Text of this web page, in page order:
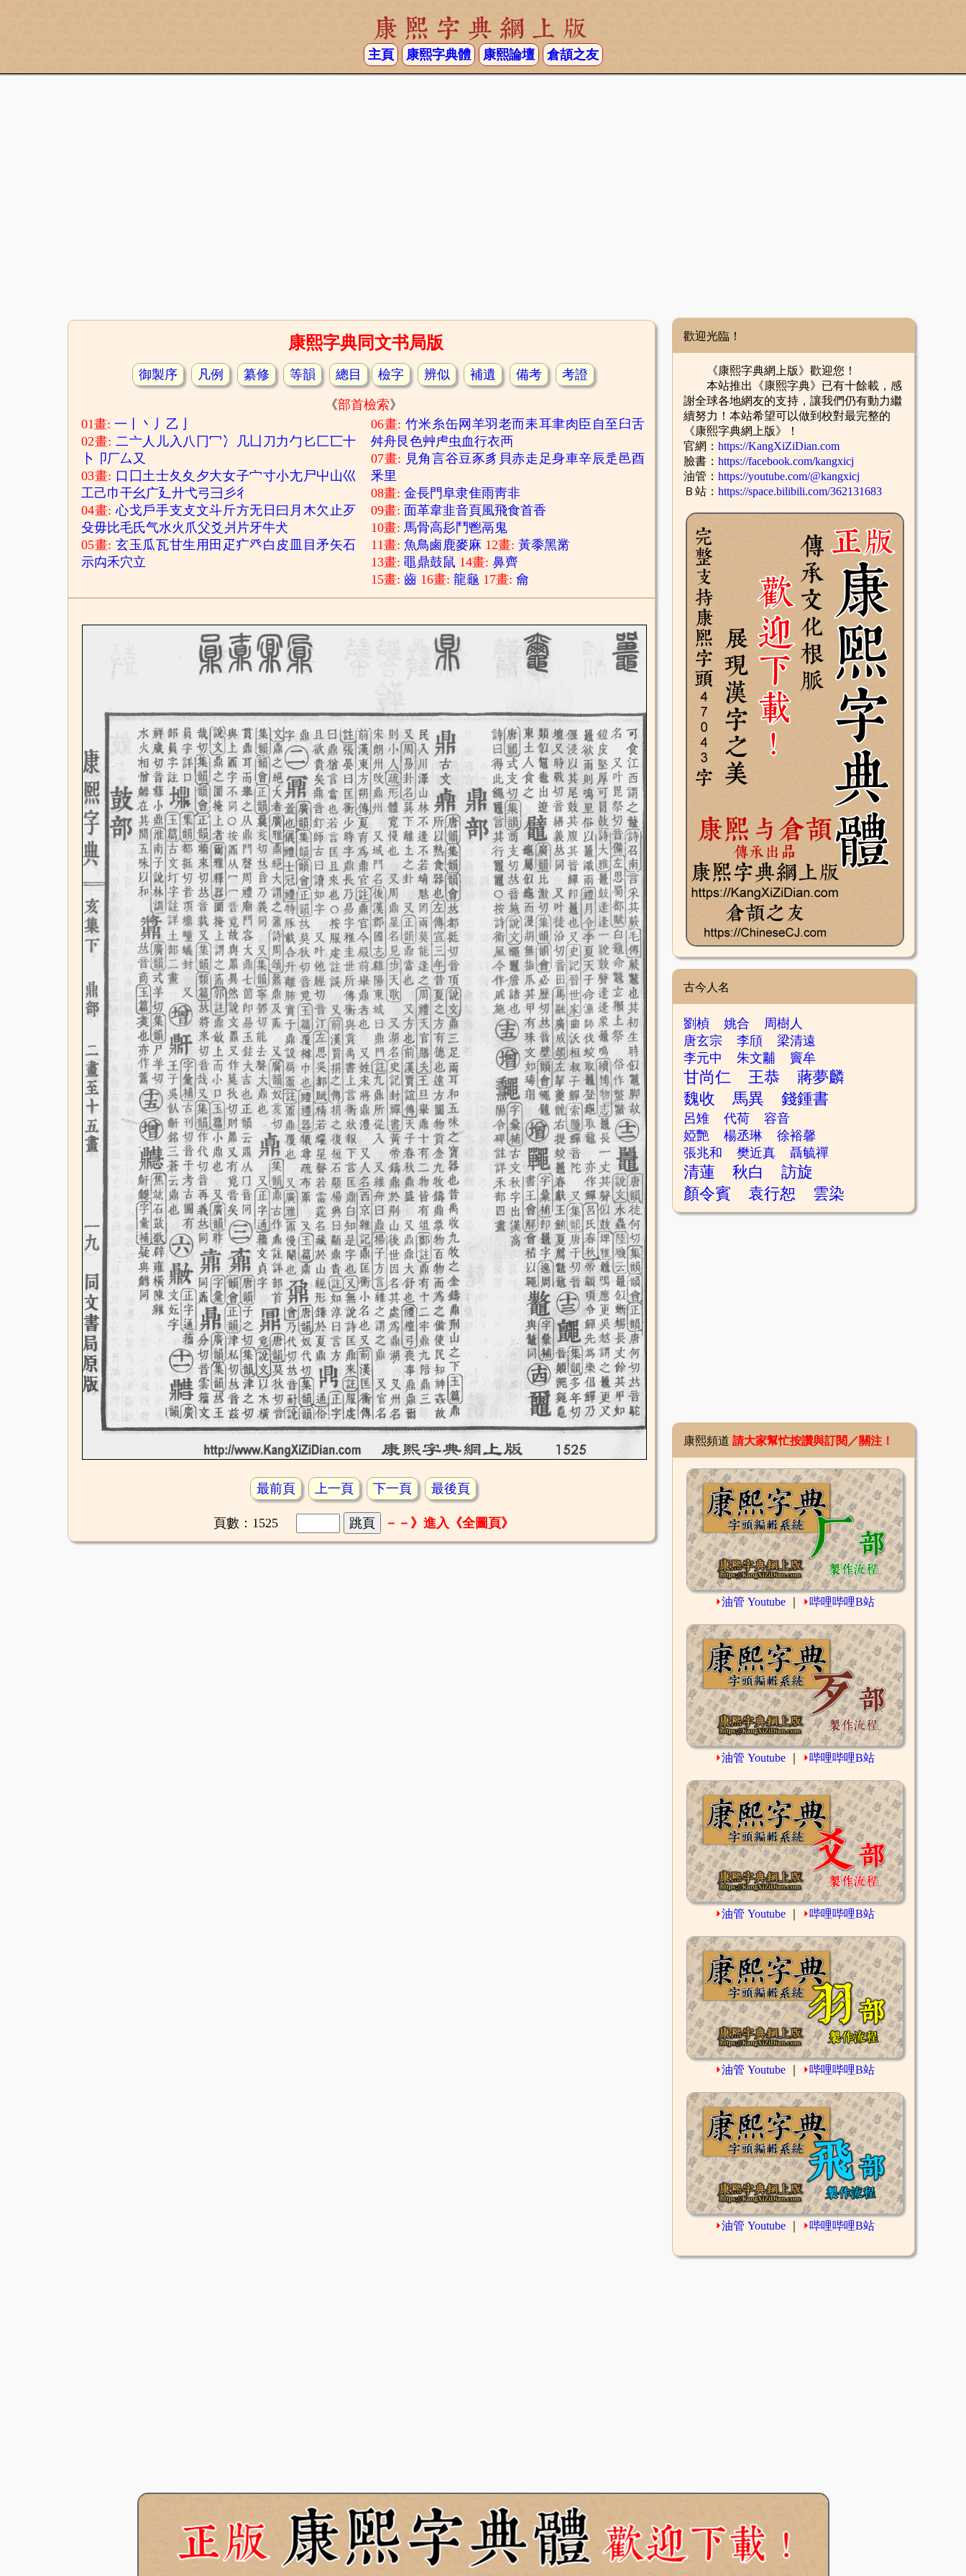
康熙字典網上版
主頁 康熙字典體 康熙論壇 倉頡之友
康熙字典同文书局版
御製序 凡例 纂修 等韻 總目 檢字 辨似 補遺 備考 考證
《部首檢索》
01畫:一 丶 丿 乙
02畫:二亠人 儿入 八 冂冖 冫 几凵 刀 力勹 匕 匚匸十
卜
卩厂厶 又
03畫: 口 囗土士夂 夊 夕大女子宀寸小尢尸屮山巛
工己巾干幺 广廴廾弋弓彐 彡彳
04畫:心戈戶手支 攴文斗斤方无 日 曰 月 木欠止歹
殳毋比毛氏气水火 爪父爻 爿 片牙牛犬
05畫:玄玉 瓜瓦甘生 用 田 疋疒癶白 皮 目矛矢石
示禸禾穴立
06畫: 竹米 糸缶网 羊羽老而耒耳聿肉臣 自 至 臼舌
舛舟艮色艸虍虫血行衣襾
07畫: 見角言谷豆豕豸 貝赤走 足身車辛辰辵 邑酉
釆里
08畫:金長門阜隶隹雨靑非
09畫: 面革韋韭音頁風飛食首香
10畫:馬骨高髟 鬥鬯鬲 鬼
11畫:魚鳥鹵鹿麥麻 12畫:黃黍黑黹
13畫:黽鼎鼓鼠 14畫:鼻齊
15畫:齒 16畫:龍龜 17畫:龠
最前頁 上一頁 下一頁 最後頁
頁數：1525 －－》進入《全圖頁》
歡迎光臨！
《康熙字典網上版》歡迎您！
本站推出《康熙字典》已有十餘載，感
謝全球各地網友的支持，讓我們仍有動力繼
續努力！本站希望可以做到校對最完整的
《康熙字典網上版》！
官網： https://KangXiZiDian.com
臉書： https://facebook.com/kangxicj
油管： https://youtube.com/@kangxicj
Ｂ站： https://space.bilibili.com/362131683
古今人名
劉楨 姚合
周樹人
唐玄宗
李頎
梁清遠
李元中
朱文黼 竇牟
甘尚仁 王恭
蔣夢麟
魏收
馬異 錢鍾書
呂雉 代荷
容音
婭艷
楊丞琳
徐裕馨
張兆和
樊近真 聶毓禪
清蓮 秋白
訪旋
顏令賓
袁行恕 雲染
康熙頻道 請大家幫忙按讚與訂閱／關注！
⏵油管 Youtube ⏵哔哩哔哩B站
⏵油管 Youtube ⏵哔哩哔哩B站
⏵油管 Youtube ⏵哔哩哔哩B站
⏵油管 Youtube ⏵哔哩哔哩B站
⏵油管 Youtube ⏵哔哩哔哩B站